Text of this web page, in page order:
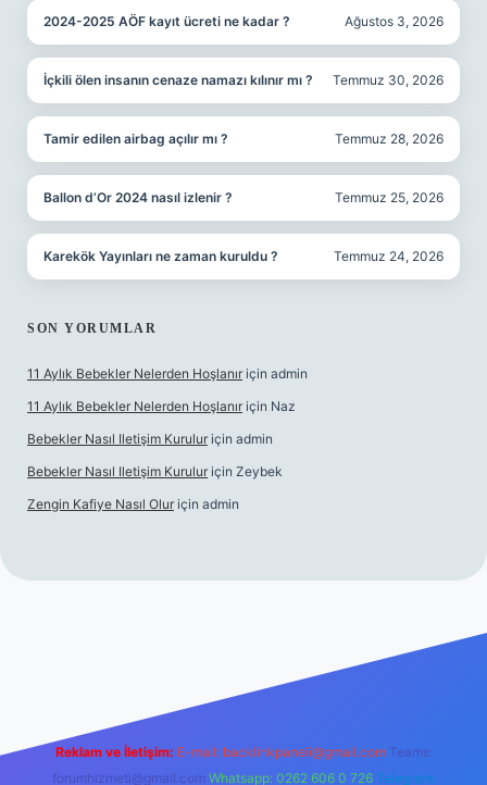
2024-2025 AÖF kayıt ücreti ne kadar ? Ağustos 3, 2026
İçkili ölen insanın cenaze namazı kılınır mı ? Temmuz 30, 2026
Tamir edilen airbag açılır mı ? Temmuz 28, 2026
Ballon d’Or 2024 nasıl izlenir ? Temmuz 25, 2026
Karekök Yayınları ne zaman kuruldu ? Temmuz 24, 2026
SON YORUMLAR
11 Aylık Bebekler Nelerden Hoşlanır için admin
11 Aylık Bebekler Nelerden Hoşlanır için Naz
Bebekler Nasıl Iletişim Kurulur için admin
Bebekler Nasıl Iletişim Kurulur için Zeybek
Zengin Kafiye Nasıl Olur için admin
Reklam ve İletişim: E-mail: backlinkpaneli@gmail.com Teams:
forumhizmeti@gmail.com Whatsapp: 0262 606 0 726 Telegram: